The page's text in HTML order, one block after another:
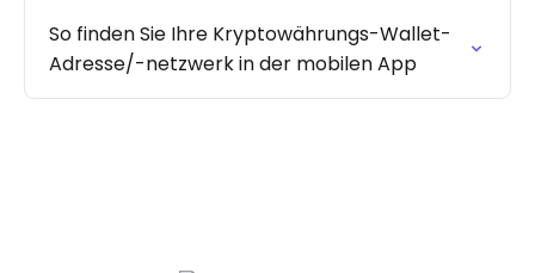
So finden Sie Ihre Kryptowährungs-Wallet-
Adresse/-netzwerk in der mobilen App